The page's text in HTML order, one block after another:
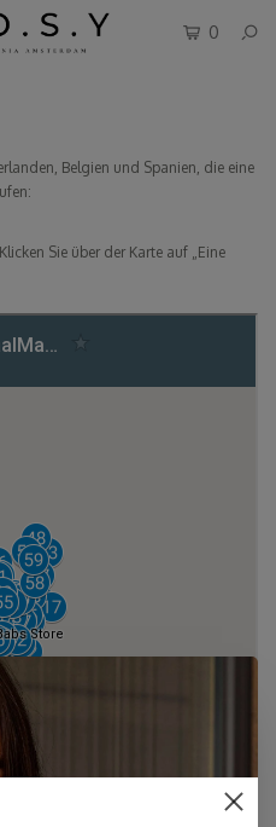
0
Belgien und Spanien, die eine
Klicken Sie über der Karte auf „Eine